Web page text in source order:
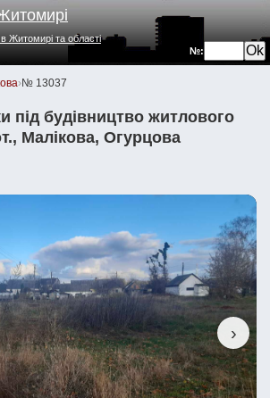
№:
Житомирі та області
›№ 13037
під будівництво житлового
Малікова, Огурцова
›